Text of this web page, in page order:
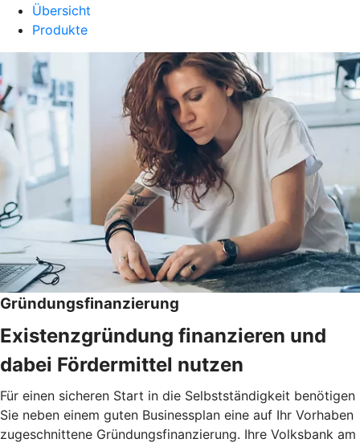
Übersicht
Produkte
Gründungsfinanzierung
Existenzgründung finanzieren und
dabei Fördermittel nutzen
Für einen sicheren Start in die Selbstständigkeit benötigen
Sie neben einem guten Businessplan eine auf Ihr Vorhaben
zugeschnittene Gründungsfinanzierung. Ihre Volksbank am